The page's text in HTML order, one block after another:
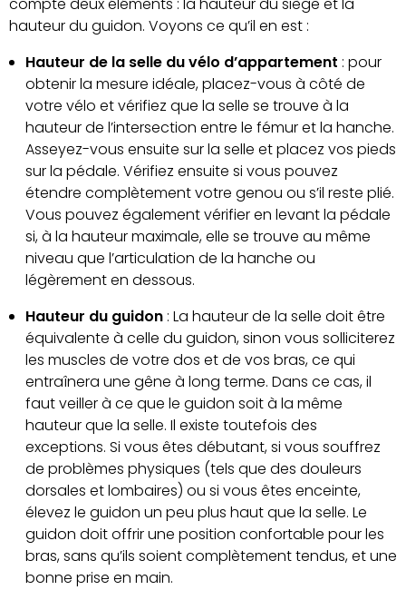
compte deux éléments : la hauteur du siège et la
hauteur du guidon. Voyons ce qu’il en est :
Hauteur de la selle du vélo d’appartement : pour
obtenir la mesure idéale, placez-vous à côté de
votre vélo et vérifiez que la selle se trouve à la
hauteur de l’intersection entre le fémur et la hanche.
Asseyez-vous ensuite sur la selle et placez vos pieds
sur la pédale. Vérifiez ensuite si vous pouvez
étendre complètement votre genou ou s’il reste plié.
Vous pouvez également vérifier en levant la pédale
si, à la hauteur maximale, elle se trouve au même
niveau que l’articulation de la hanche ou
légèrement en dessous.
Hauteur du guidon: La hauteur de la selle doit être
équivalente à celle du guidon, sinon vous solliciterez
les muscles de votre dos et de vos bras, ce qui
entraînera une gêne à long terme. Dans ce cas, il
faut veiller à ce que le guidon soit à la même
hauteur que la selle. Il existe toutefois des
exceptions. Si vous êtes débutant, si vous souffrez
de problèmes physiques (tels que des douleurs
dorsales et lombaires) ou si vous êtes enceinte,
élevez le guidon un peu plus haut que la selle. Le
guidon doit offrir une position confortable pour les
bras, sans qu’ils soient complètement tendus, et une
bonne prise en main.